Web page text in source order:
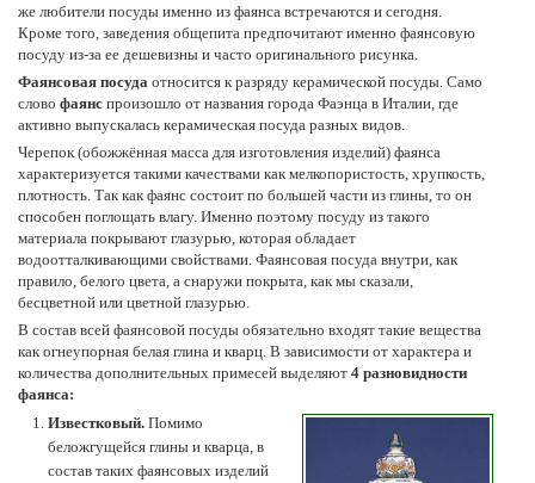
же любители посуды именно из фаянса встречаются и сегодня.
Кроме того, заведения общепита предпочитают именно фаянсовую
посуду из-за ее дешевизны и часто оригинального рисунка.
Фаянсовая посуда относится к разряду керамической посуды. Само
слово фаянс произошло от названия города Фаэнца в Италии, где
активно выпускалась керамическая посуда разных видов.
Черепок (обожжённая масса для изготовления изделий) фаянса
характеризуется такими качествами как мелкопористость, хрупкость,
плотность. Так как фаянс состоит по большей части из глины, то он
способен поглощать влагу. Именно поэтому посуду из такого
материала покрывают глазурью, которая обладает
водоотталкивающими свойствами. Фаянсовая посуда внутри, как
правило, белого цвета, а снаружи покрыта, как мы сказали,
бесцветной или цветной глазурью.
В состав всей фаянсовой посуды обязательно входят такие вещества
как огнеупорная белая глина и кварц. В зависимости от характера и
количества дополнительных примесей выделяют 4 разновидности
фаянса:
Известковый. Помимо
беложгущейся глины и кварца, в
состав таких фаянсовых изделий